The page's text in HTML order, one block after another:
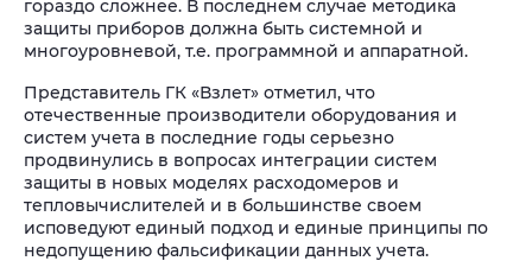
гораздо сложнее. В последнем случае методика
защиты приборов должна быть системной и
многоуровневой, т.е. программной и аппаратной.
Представитель ГК «Взлет» отметил, что
отечественные производители оборудования и
систем учета в последние годы серьезно
продвинулись в вопросах интеграции систем
защиты в новых моделях расходомеров и
тепловычислителей и в большинстве своем
исповедуют единый подход и единые принципы по
недопущению фальсификации данных учета.